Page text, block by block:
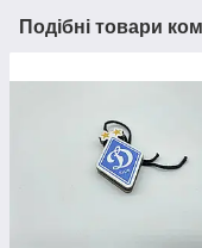
Подібні товари